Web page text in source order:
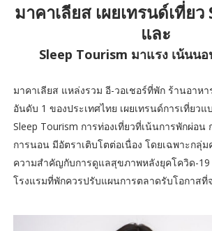
มาคาเลียส เผยเทรนด์เที่ย
และ
Sleep Tourism มาแรง เน้นน
มาคาเลียส แหล่งรวม อี-วอเชอร์ที่พัก ร้านอาห
อันดับ 1 ของประเทศไทย เผยเทรนด์การเที่ยว
Sleep Tourism การท่องเที่ยวที่เน้นการพักผ่อน
การนอน มีอัตราเติบโตต่อเนื่อง โดยเฉพาะกลุ่
ความสำคัญกับการดูแลสุขภาพหลังยุคโควิด-19
โรงแรมที่พักควรปรับแผนการตลาดรับโอกาสที่